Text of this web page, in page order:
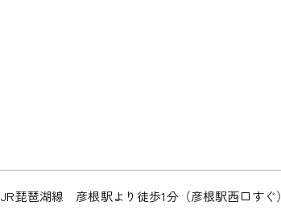
JR琵琶湖線 彦根駅より徒歩1分（彦根駅西口すぐ）